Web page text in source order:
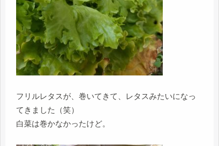
フリルレタスが、巻いてきて、レタスみたいになっ
てきました（笑）
白菜は巻かなかったけど。